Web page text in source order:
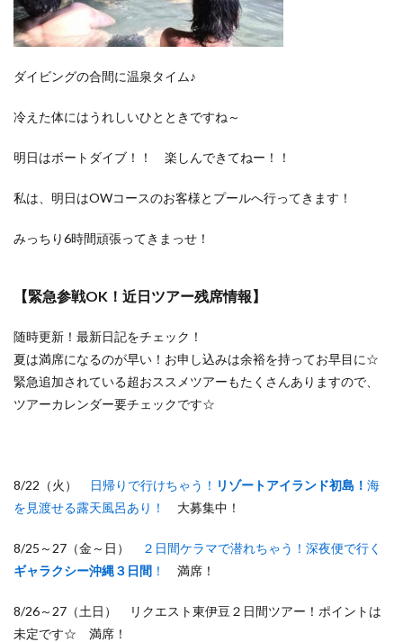
ダイビングの合間に温泉タイム♪
冷えた体にはうれしいひとときですね～
明日はボートダイブ！！ 楽しんできてねー！！
私は、明日はOWコースのお客様とプールへ行ってきます！
みっちり6時間頑張ってきまっせ！
【緊急参戦OK！近日ツアー残席情報】
随時更新！最新日記をチェック！
夏は満席になるのが早い！お申し込みは余裕を持ってお早目に☆
緊急追加されている超おススメツアーもたくさんありますので、
ツアーカレンダー要チェックです☆
8/22（火） 日帰りで行けちゃう！ リゾートアイランド初島！ 海
を見渡せる露天風呂あり！
大募集中！
8/25～27（金～日）
２日間ケラマで潜れちゃう！深夜便で行く
ギャラクシー沖縄３日間 ！ 満席！
8/26～27（土日） リクエスト東伊豆２日間ツアー！ポイントは
未定です☆ 満席！